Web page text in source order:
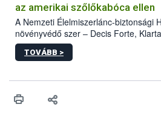
az amerikai szőlőkabóca ellen
A Nemzeti Élelmiszerlánc-biztonsági
növényvédő szer – Decis Forte,
engedélyokiratát módosította, így
egészen a vesszőérettség (BBCH 91)
érésű szőlőkben is legyen lehetőség
felhasználók számára is elérhető és
TOVÁBB >